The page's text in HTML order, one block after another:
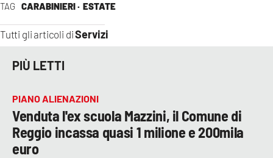
TAG CARABINIERI · ESTATE
Tutti gli articoli diServizi
PIÙ LETTI
PIANO ALIENAZIONI
Venduta l'ex scuola Mazzini, il Comune di
Reggio incassa quasi 1 milione e 200mila
euro